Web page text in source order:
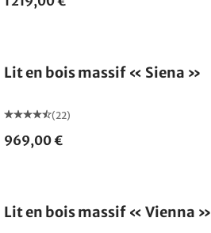
Lit en bois massif « Siena »
(22)
969,00 €
Lit en bois massif « Vienna »